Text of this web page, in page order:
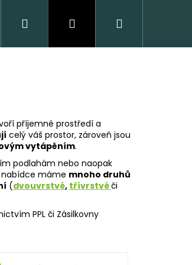
Přihlášení
příjemné prostředí a
celý váš prostor, zároveň jsou
vytápěním.
podlahám nebo naopak
nabídce máme mnoho druhů
(dvouvrstvé, třívrstvéči
PPL či Zásilkovny